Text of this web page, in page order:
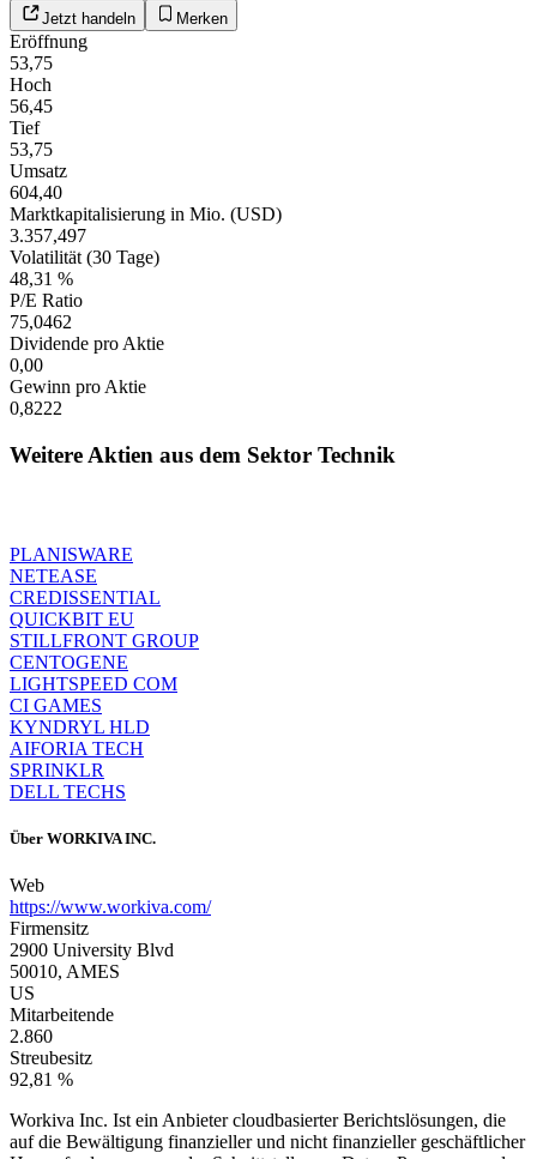
Jetzt handeln Merken
Eröffnung
53,75
Hoch
56,45
Tief
53,75
Umsatz
604,40
Marktkapitalisierung in Mio. (USD)
3.357,497
Volatilität (30 Tage)
48,31 %
P/E Ratio
75,0462
Dividende pro Aktie
0,00
Gewinn pro Aktie
0,8222
Weitere Aktien aus dem Sektor Technik
PLANISWARE
NETEASE
CREDISSENTIAL
QUICKBIT EU
STILLFRONT GROUP
CENTOGENE
LIGHTSPEED COM
CI GAMES
KYNDRYL HLD
AIFORIA TECH
SPRINKLR
DELL TECHS
Über WORKIVA INC.
Web
https://www.workiva.com/
Firmensitz
2900 University Blvd
50010, AMES
US
Mitarbeitende
2.860
Streubesitz
92,81 %
Workiva Inc. Ist ein Anbieter cloudbasierter Berichtslösungen, die
auf die Bewältigung finanzieller und nicht finanzieller geschäftlicher